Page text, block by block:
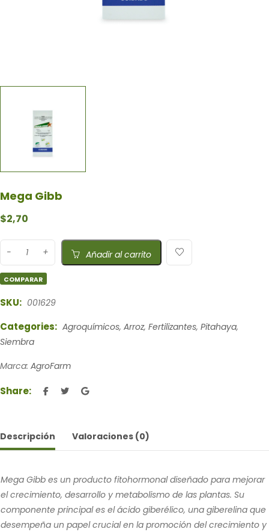
Mega Gibb
$2,70
Añadir al carrito
COMPARAR
SKU: 001629
Categories: Agroquímicos, Arroz, Fertilizantes, Pitahaya,
Siembra
Marca: AgroFarm
Share:
Descripción Valoraciones (0)
Mega Gibb es un producto fitohormonal diseñado para mejorar
el crecimiento, desarrollo y metabolismo de las plantas. Su
componente principal es el ácido giberélico, una giberelina que
desempeña un papel crucial en la promoción del crecimiento y